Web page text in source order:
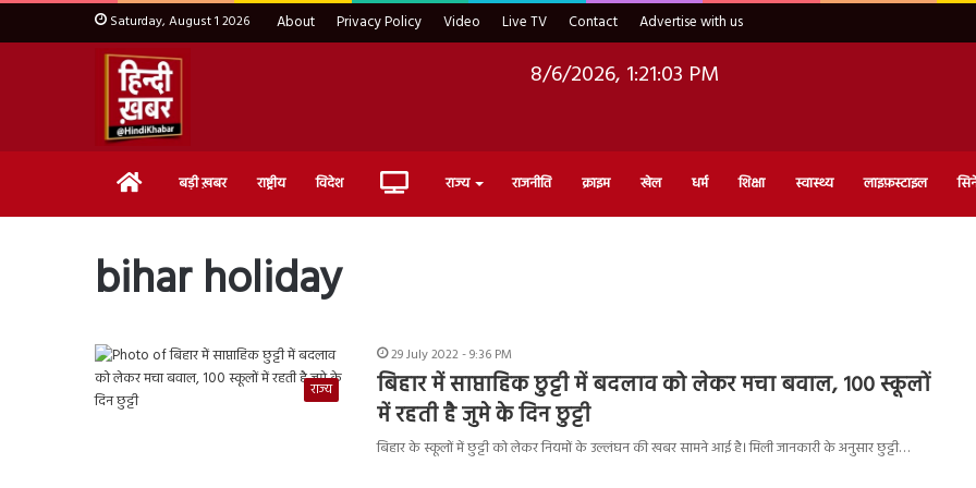
Saturday, August 1 2026 About Privacy Policy Video Live TV Contact Advertise with us
8/6/2026, 1:21:04 PM
Home बड़ी ख़बर राष्ट्रीय विदेश Live राज्य राजनीति क्राइम खेल धर्म शिक्षा स्वास्थ्य लाइफ़स्टाइल
bihar holiday
राज्य
29 July 2022 - 9:36 PM
बिहार में साप्ताहिक छुट्टी में बदलाव को लेकर मचा बवाल, 100 स्कूलों
में रहती है जुमे के दिन छुट्टी
बिहार के स्कूलों में छुट्टी को लेकर नियमों के उल्लंघन की खबर सामने आई है। मिली जानकारी के अनुसार छुट्टी…